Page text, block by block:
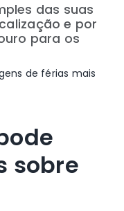
das suas
e por
para os
de férias mais
sobre